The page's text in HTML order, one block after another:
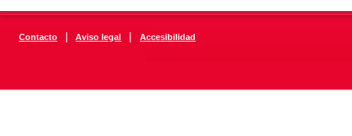
Contacto | Aviso legal | Accesibilidad